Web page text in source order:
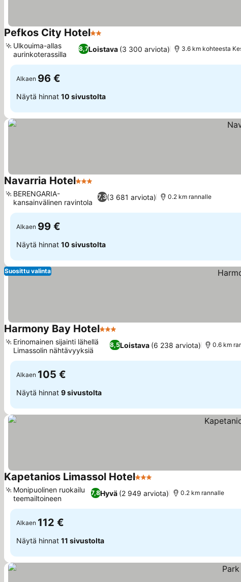
Pefkos City Hotel2 Tähtiluokitus
8,7Loistava (3 300 arviota)
Ulkouima-allas
aurinkoterassilla
3.6 km kohteesta
Alkaen 96 €
Näytä hinnat 10 sivustolta
Navarria Hotel3 Tähtiluokitus
7,3(3 681 arviota)
BERENGARIA-
kansainvälinen ravintola
0.2 km rannalle
Alkaen 99 €
Näytä hinnat 10 sivustolta
Suosittu valinta
Harmony Bay Hotel3 Tähtiluokitus
8,5Loistava (6 238 arviota)
Erinomainen sijainti lähellä
Limassolin nähtävyyksiä
0.6 km
Alkaen 105 €
Näytä hinnat 9 sivustolta
Kapetanios Limassol Hotel3 Tähtiluokitus
7,8Hyvä (2 949 arviota)
Monipuolinen ruokailu
teemailtoineen
0.2 km rannalle
Alkaen 112 €
Näytä hinnat 11 sivustolta